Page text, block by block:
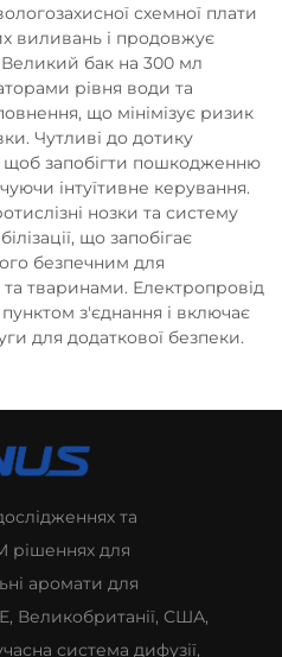
схемної плати
виливань і продовжує
бак на 300 мл
рівня води та
що мінімізує ризик
Чутливі до дотику
щоб запобігти пошкодженню
інтуїтивне керування.
нозки та систему
що запобігає
безпечним для
тваринами. Електропровід
з'єднання і включає
для додаткової безпеки.
та
рішеннях для
аромати для
Великобританії, США,
система дифузії,